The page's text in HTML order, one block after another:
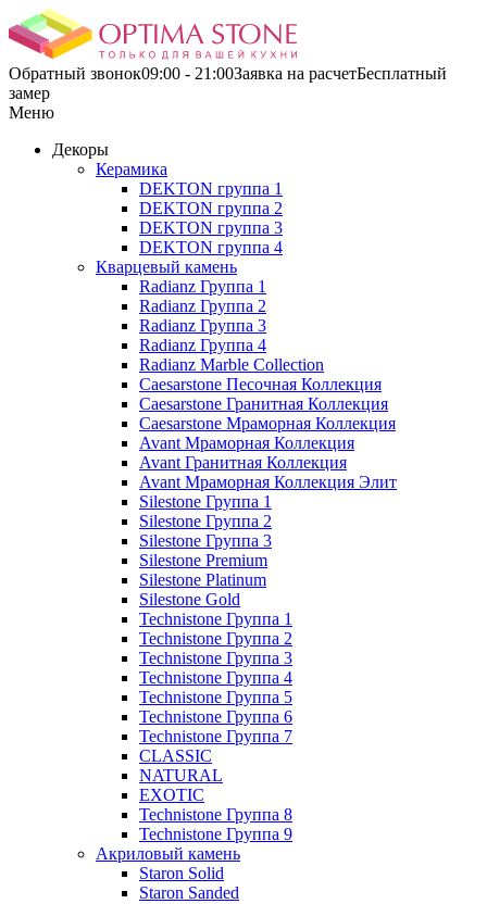
Обратный звонок09:00 - 21:00Заявка на расчетБесплатный
замер
Меню
Декоры
Керамика
DEKTON группа 1
DEKTON группа 2
DEKTON группа 3
DEKTON группа 4
Кварцевый камень
Radianz Группа 1
Radianz Группа 2
Radianz Группа 3
Radianz Группа 4
Radianz Marble Collection
Caesarstone Песочная Коллекция
Caesarstone Гранитная Коллекция
Caesarstone Мраморная Коллекция
Avant Мраморная Коллекция
Avant Гранитная Коллекция
Avant Мраморная Коллекция Элит
Silestone Группа 1
Silestone Группа 2
Silestone Группа 3
Silestone Premium
Silestone Platinum
Silestone Gold
Technistone Группа 1
Technistone Группа 2
Technistone Группа 3
Technistone Группа 4
Technistone Группа 5
Technistone Группа 6
Technistone Группа 7
CLASSIC
NATURAL
EXOTIC
Technistone Группа 8
Technistone Группа 9
Акриловый камень
Staron Solid
Staron Sanded